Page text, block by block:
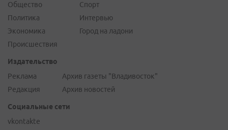
Общество
Политика
Экономика
Происшествия
Спорт
Интервью
Город на ладони
Издательство
Реклама
Редакция
Архив газеты "Владивосток"
Архив новостей
Социальные сети
vkontakte